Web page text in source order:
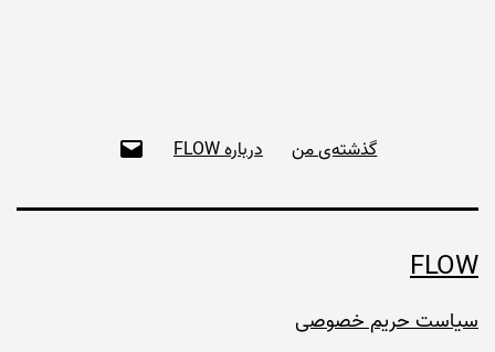
گذشته‌ی من درباره FLOW
FLOW
سیاست حریم خصوصی